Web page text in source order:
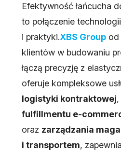
Efektywność łańcucha
to połączenie
i praktyki.XBS Groupod
klientów w budowaniu
łączą precyzję z
oferuje kompleksowe
logistyki kontraktowej,
fulfillmentu e-
oraz zarządzania
i transportem,